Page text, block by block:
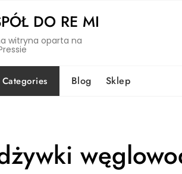
DO RE MI
witryna oparta na
Categories Blog Sklep